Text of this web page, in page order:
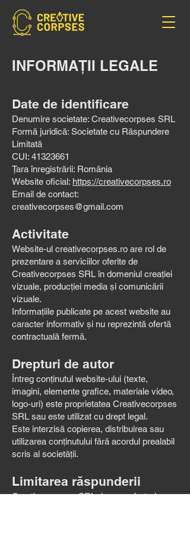
INFORMAȚII LEGALE
Date de identificare
Denumire societate: Creativecorpses SRL
Formă juridică: Societate cu Răspundere
Limitată
CUI: 41323661
Țara înregistrării: România
Website oficial: https://creativecorpses.ro
Email de contact:
creativecorpses@gmail.com
Activitate
Website-ul creativecorpses.ro are rol de
prezentare a serviciilor oferite de
Creativecorpses SRL în domeniul creației
vizuale, producției media și comunicării
vizuale.
Informațiile publicate pe acest website au
caracter informativ și nu reprezintă ofertă
contractuală fermă.
Drepturi de autor
Întreg conținutul website-ului (texte,
imagini, elemente grafice, materiale video,
logo-uri) este proprietatea Creativecorpses
SRL sau este utilizat cu drept legal.
Este interzisă copierea, distribuirea sau
utilizarea conținutului fără acordul prealabil
scris al societății.
Limitarea răspunderii
Creativecorpses SRL depune eforturi